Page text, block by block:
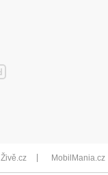
Živě.cz MobilMania.cz